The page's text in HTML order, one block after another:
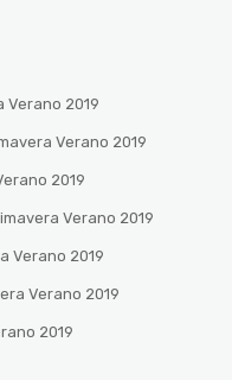
Verano 2019
Verano 2019
2019
Verano 2019
Verano 2019
Verano 2019
2019